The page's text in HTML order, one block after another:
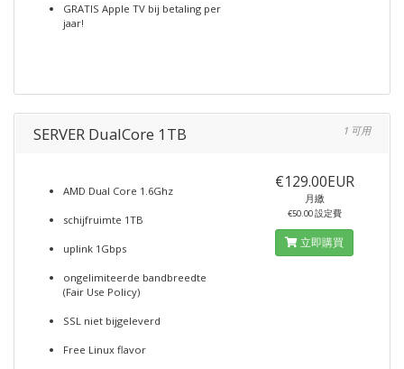
GRATIS Apple TV bij betaling per
jaar!
SERVER DualCore 1TB 1 可用
AMD Dual Core 1.6Ghz
schijfruimte 1TB
uplink 1Gbps
ongelimiteerde bandbreedte
(Fair Use Policy)
SSL niet bijgeleverd
Free Linux flavor
€129.00EUR
月繳
€50.00 設定費
立即購買